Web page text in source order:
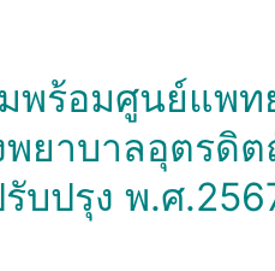
พร้อมศูนย์แพ
ยาบาลอุตรดิต
ปรุง พ.ศ